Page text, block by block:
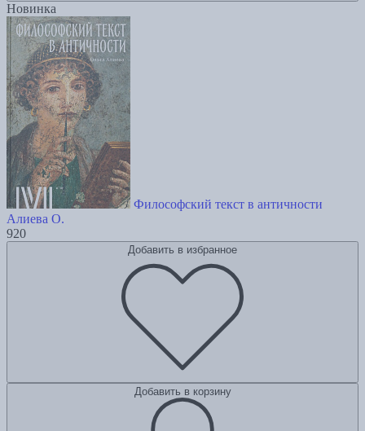
Новинка
Философский текст в античности
Алиева О.
920
Добавить в избранное
Добавить в корзину